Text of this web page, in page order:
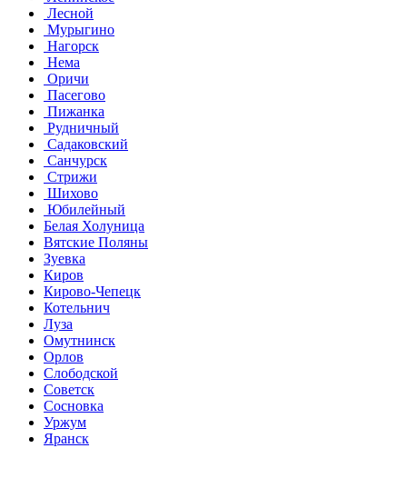
Лесной
Мурыгино
Нагорск
Нема
Оричи
Пасегово
Пижанка
Рудничный
Садаковский
Санчурск
Стрижи
Шихово
Юбилейный
Белая Холуница
Вятские Поляны
Зуевка
Киров
Кирово-Чепецк
Котельнич
Луза
Омутнинск
Орлов
Слободской
Советск
Сосновка
Уржум
Яранск